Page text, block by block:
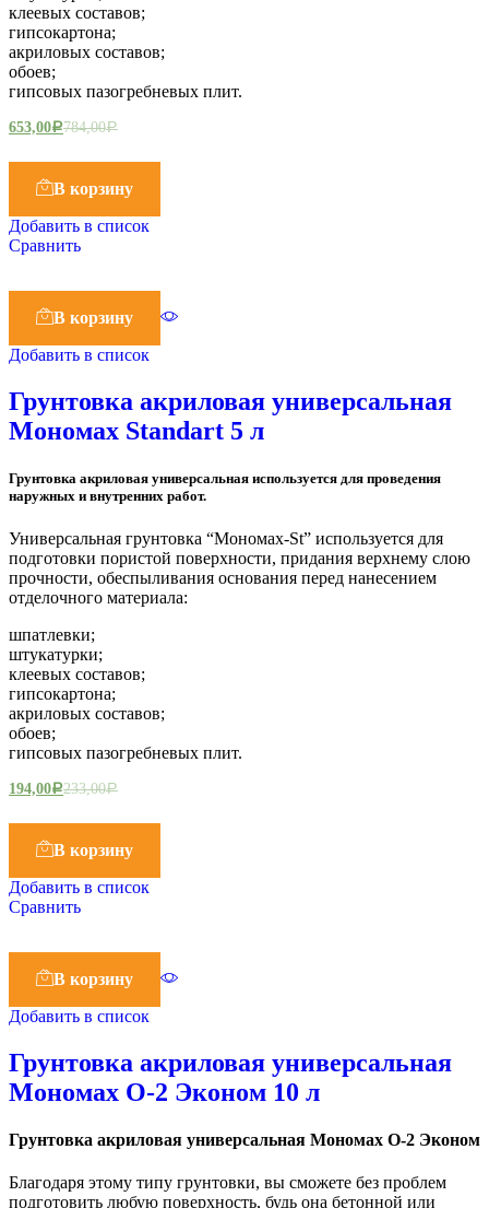
клеевых составов;
гипсокартона;
акриловых составов;
обоев;
гипсовых пазогребневых плит.
653,00Р784,00Р
В корзину
Добавить в список
Сравнить
В корзину
Добавить в список
Грунтовка акриловая универсальная
Мономах Standart 5 л
Грунтовка акриловая универсальная используется для проведения
наружных и внутренних работ.
Универсальная грунтовка “Мономах-St” используется для
подготовки пористой поверхности, придания верхнему слою
прочности, обеспыливания основания перед нанесением
отделочного материала:
шпатлевки;
штукатурки;
клеевых составов;
гипсокартона;
акриловых составов;
обоев;
гипсовых пазогребневых плит.
194,00Р233,00Р
В корзину
Добавить в список
Сравнить
В корзину
Добавить в список
Грунтовка акриловая универсальная
Мономах О-2 Эконом 10 л
Грунтовка акриловая универсальная Мономах О-2 Эконом
Благодаря этому типу грунтовки, вы сможете без проблем
подготовить любую поверхность, будь она бетонной или